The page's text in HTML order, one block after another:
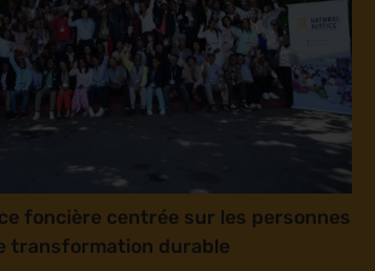
foncière centrée sur les personnes
transformation durable